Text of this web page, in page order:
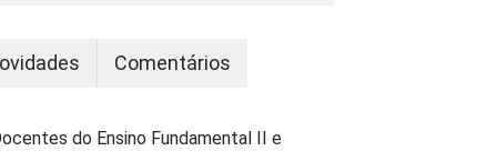
Comentários
do Ensino Fundamental II e